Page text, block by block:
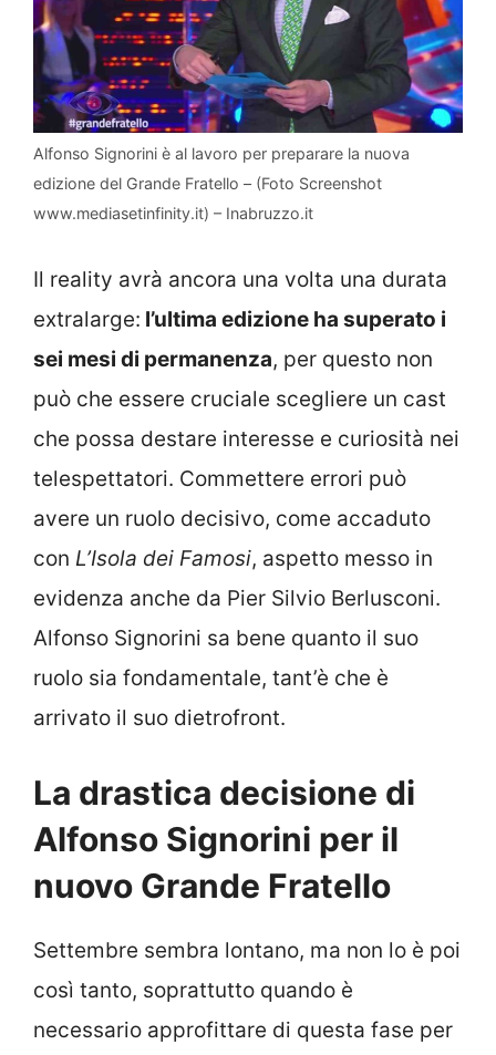
Alfonso Signorini è al lavoro per preparare la nuova
edizione del Grande Fratello – (Foto Screenshot
www.mediasetinfinity.it) – Inabruzzo.it
Il reality avrà ancora una volta una durata
extralarge: l’ultima edizione ha superato i
sei mesi di permanenza, per questo non
può che essere cruciale scegliere un cast
che possa destare interesse e curiosità nei
telespettatori. Commettere errori può
avere un ruolo decisivo, come accaduto
con L’Isola dei Famosi, aspetto messo in
evidenza anche da Pier Silvio Berlusconi.
Alfonso Signorini sa bene quanto il suo
ruolo sia fondamentale, tant’è che è
arrivato il suo dietrofront.
La drastica decisione di
Alfonso Signorini per il
nuovo Grande Fratello
Settembre sembra lontano, ma non lo è poi
così tanto, soprattutto quando è
necessario approfittare di questa fase per